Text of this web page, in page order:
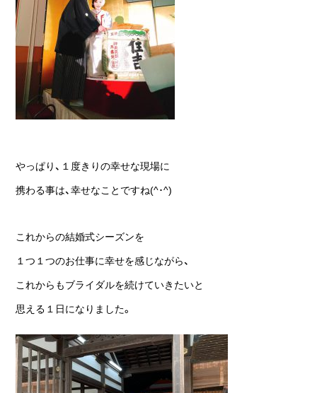
やっぱり、１度きりの幸せな現場に
携わる事は、幸せなことですね(^･^)
これからの結婚式シーズンを
１つ１つのお仕事に幸せを感じながら、
これからもブライダルを続けていきたいと
思える１日になりました。